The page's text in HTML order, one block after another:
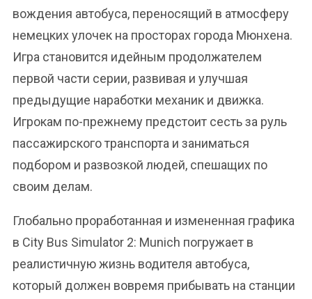
вождения автобуса, переносящий в атмосферу
немецких улочек на просторах города Мюнхена.
Игра становится идейным продолжателем
первой части серии, развивая и улучшая
предыдущие наработки механик и движка.
Игрокам по-прежнему предстоит сесть за руль
пассажирского транспорта и заниматься
подбором и развозкой людей, спешащих по
своим делам.
Глобально проработанная и измененная графика
в City Bus Simulator 2: Munich погружает в
реалистичную жизнь водителя автобуса,
который должен вовремя прибывать на станции